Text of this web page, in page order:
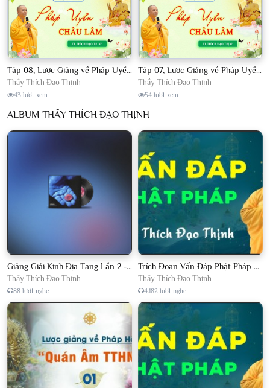
Tập 08, Lược Giảng về Pháp Uyển Châu Lâm, Chủ giảng TT. Thích Đạo Thịnh.
Thầy Thích Đạo Thịnh
43 lượt xem
Tập 07, Lược Giảng về Pháp Uyển Châu Lâm, Chủ giảng TT Thích Đạo Thịnh
Thầy Thích Đạo Thịnh
54 lượt xem
ALBUM THẦY THÍCH ĐẠO THỊNH
Giảng Giải Kinh Địa Tạng Lần 2 - Thầy Thích Đạo Thịnh - Diệu Pháp Khai Tâm
Thầy Thích Đạo Thịnh
88 lượt nghe
Trích Đoạn Vấn Đáp Phật Pháp 2022
Thầy Thích Đạo Thịnh
4.182 lượt nghe